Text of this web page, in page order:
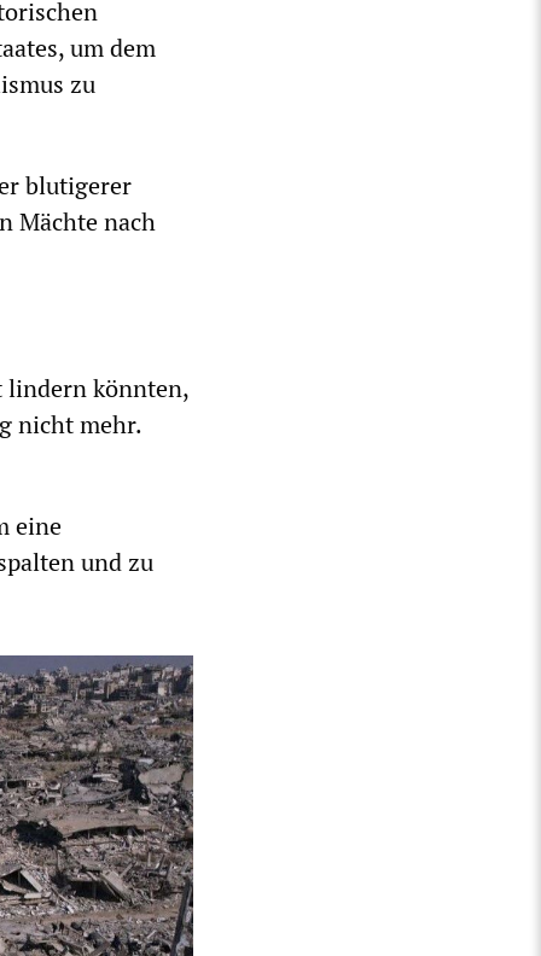
um dem
zu
blutigerer
Mächte nach
lindern könnten,
nicht mehr.
eine
und zu